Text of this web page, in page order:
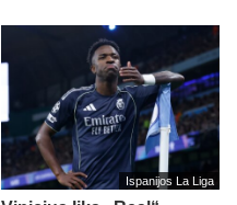
Ispanijos La Liga